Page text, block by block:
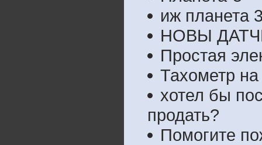
иж планета
НОВЫ
Простая
Тахометр
хотел бы
продать?
Помогите